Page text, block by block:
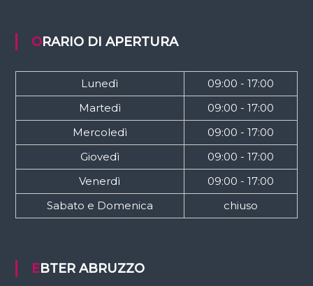
ORARIO DI APERTURA
Lunedì
09:00 - 17:00
Martedì
09:00 - 17:00
Mercoledì
09:00 - 17:00
Giovedì
09:00 - 17:00
Venerdì
09:00 - 17:00
Sabato e Domenica
chiuso
EBTER ABRUZZO